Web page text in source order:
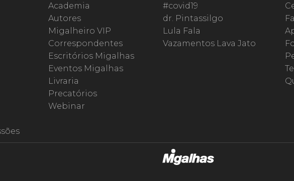
Academia
Autores
Migalheiro VIP
Correspondentes
Escritórios Migalhas
Eventos Migalhas
Livraria
Precatórios
Webinar
#covid19
dr. Pintassilgo
Lula Fala
Vazamentos Lava Jato